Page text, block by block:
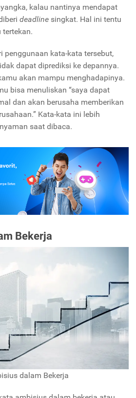
kalau nantinya mendapat
deadline singkat. Hal ini tentu
penggunaan kata-kata tersebut,
dapat diprediksi ke depannya.
akan mampu menghadapinya.
bisa menuliskan “saya dapat
dan akan berusaha memberikan
Kata-kata ini lebih
saat dibaca.
Bekerja
dalam Bekerja